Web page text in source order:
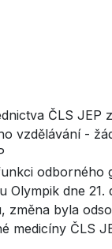
ČLS
vzdělávání -
Olympik dne
změna byla
medicíny ČLS